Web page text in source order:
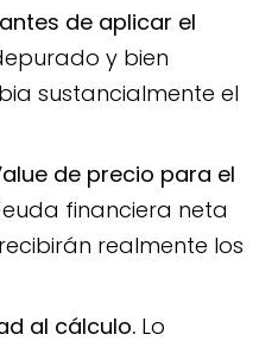
de aplicar el
y bien
sustancialmente el
de precio para el
financiera neta
realmente los
al cálculo. Lo